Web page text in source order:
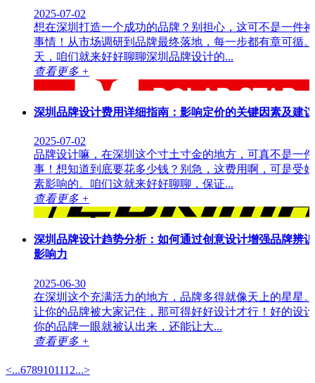
2025-07-02
想在深圳打造一个成功的品牌？别担心，这可不是一件
事情！从市场调研到品牌最终落地，每一步都有章可循
天，咱们就来好好聊聊深圳品牌设计的...
查看更多 +
深圳品牌设计费用详细指南：影响定价的关键因素及建议
2025-07-02
品牌设计嘛，在深圳这个寸土寸金的地方，可真不是一
事！想知道到底要花多少钱？别急，这费用啊，可是受
素影响的。咱们这就来好好聊聊，保证...
查看更多 +
深圳品牌设计趋势分析：如何通过创意设计增强品牌辨
影响力
2025-06-30
在深圳这个充满活力的地方，品牌多得就像天上的星星
让你的品牌被大家记住，那可得好好设计才行！好的设
你的品牌一眼就被认出来，还能让大...
查看更多 +
<...6789101112...>